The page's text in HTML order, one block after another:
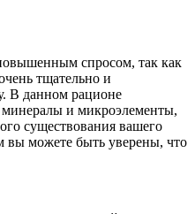
спросом, так как
тщательно и
В данном рационе
и микроэлементы,
существования вашего
можете быть уверены, что